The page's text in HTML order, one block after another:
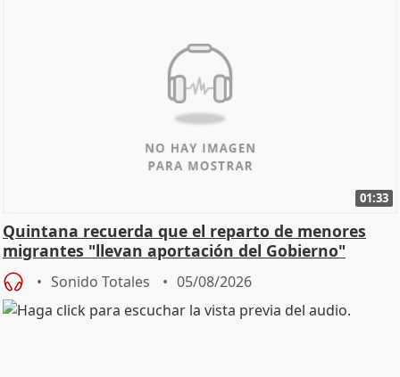
01:33
Quintana recuerda que el reparto de menores
migrantes "llevan aportación del Gobierno"
central
Sonido Totales 05/08/2026